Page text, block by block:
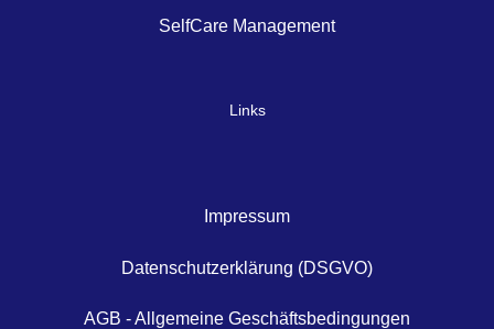
SelfCare Management
Links
Impressum
Datenschutzerklärung (DSGVO)
AGB - Allgemeine Geschäftsbedingungen